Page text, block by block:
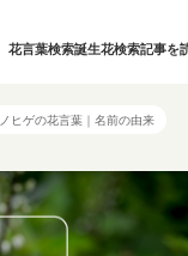
花言葉検索誕生花検索記事を
ヒゲの花言葉｜名前の由来